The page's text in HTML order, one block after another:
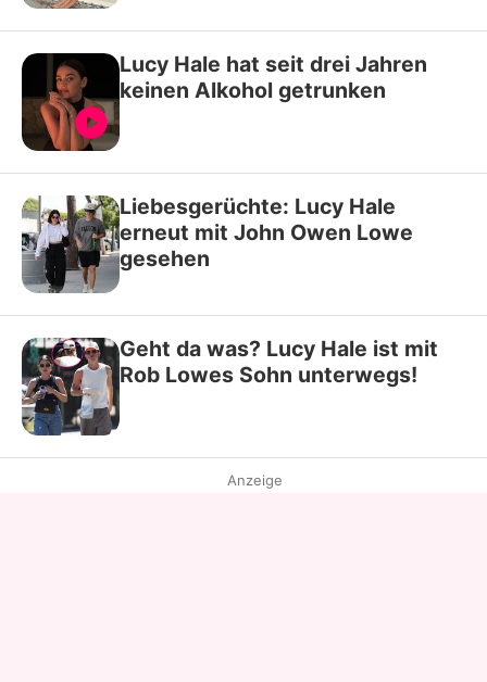
Lucy Hale hat seit drei Jahren
keinen Alkohol getrunken
Liebesgerüchte: Lucy Hale
erneut mit John Owen Lowe
gesehen
Geht da was? Lucy Hale ist mit
Rob Lowes Sohn unterwegs!
Anzeige